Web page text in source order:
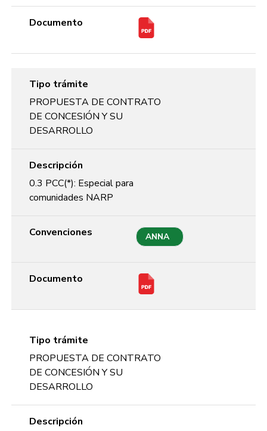
Documento
Tipo trámite
PROPUESTA DE CONTRATO
DE CONCESIÓN Y SU
DESARROLLO
Descripción
0.3 PCC(*): Especial para
comunidades NARP
Convenciones ANNA
Documento
Tipo trámite
PROPUESTA DE CONTRATO
DE CONCESIÓN Y SU
DESARROLLO
Descripción